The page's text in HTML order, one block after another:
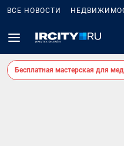
ВСЕ НОВОСТИ
Бесплатная мастерская для